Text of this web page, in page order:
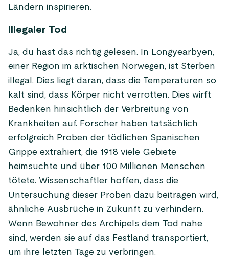
Ländern inspirieren.
Illegaler Tod
Ja, du hast das richtig gelesen. In Longyearbyen,
einer Region im arktischen Norwegen, ist Sterben
illegal. Dies liegt daran, dass die Temperaturen so
kalt sind, dass Körper nicht verrotten. Dies wirft
Bedenken hinsichtlich der Verbreitung von
Krankheiten auf. Forscher haben tatsächlich
erfolgreich Proben der tödlichen Spanischen
Grippe extrahiert, die 1918 viele Gebiete
heimsuchte und über 100 Millionen Menschen
tötete. Wissenschaftler hoffen, dass die
Untersuchung dieser Proben dazu beitragen wird,
ähnliche Ausbrüche in Zukunft zu verhindern.
Wenn Bewohner des Archipels dem Tod nahe
sind, werden sie auf das Festland transportiert,
um ihre letzten Tage zu verbringen.